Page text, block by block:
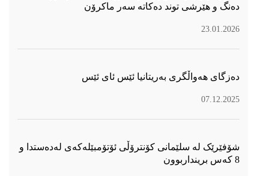
دەنگ و هێرشی توند دەكاتە سەر ماكرۆن
23.01.2026
دەزگای هەواڵگری بەریتانیا ئێس ئای ئێس
07.12.2025
شۆفێرێک لە سلێمانی کۆنترۆڵی ئۆتۆمبێلەکەی لەدەستدا و
8 کەس برینداربوون